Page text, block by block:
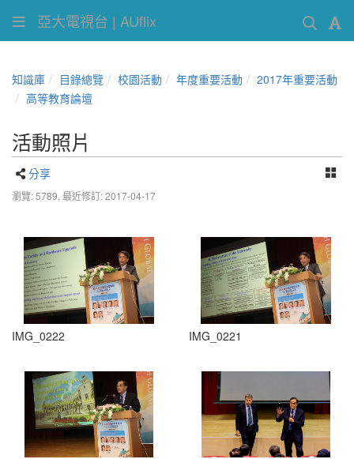
亞大電視台 | AUflix
知識庫 目錄總覽 校園活動 年度重要活動
2017年重要活動
高等教育論壇
活動照片
分享
瀏覽: 5789, 最近修訂: 2017-04-17
IMG_0222 IMG_0221